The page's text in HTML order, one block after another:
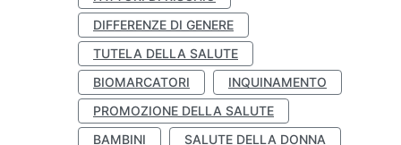
DIFFERENZE DI GENERE
TUTELA DELLA SALUTE
BIOMARCATORI
INQUINAMENTO
PROMOZIONE DELLA SALUTE
BAMBINI
SALUTE DELLA DONNA